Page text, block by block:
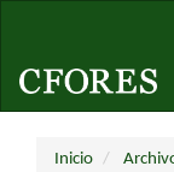
principal
Barra
Inicio